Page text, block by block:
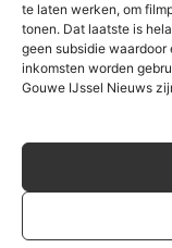
te laten werken, om
tonen. Dat laatste is
geen subsidie
inkomsten worden
Gouwe IJssel Nieuws
Gerelateerd